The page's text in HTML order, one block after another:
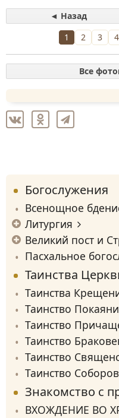
◄ Назад
1
2 3 4
Все
Богослужения
Всенощное
Литургия
Великий пост и
Пасхальное
Таинства
Таинства
Таинство
Таинство
Таинство
Таинство
Таинство
Знакомство с
ВХОЖДЕНИЕ ВО